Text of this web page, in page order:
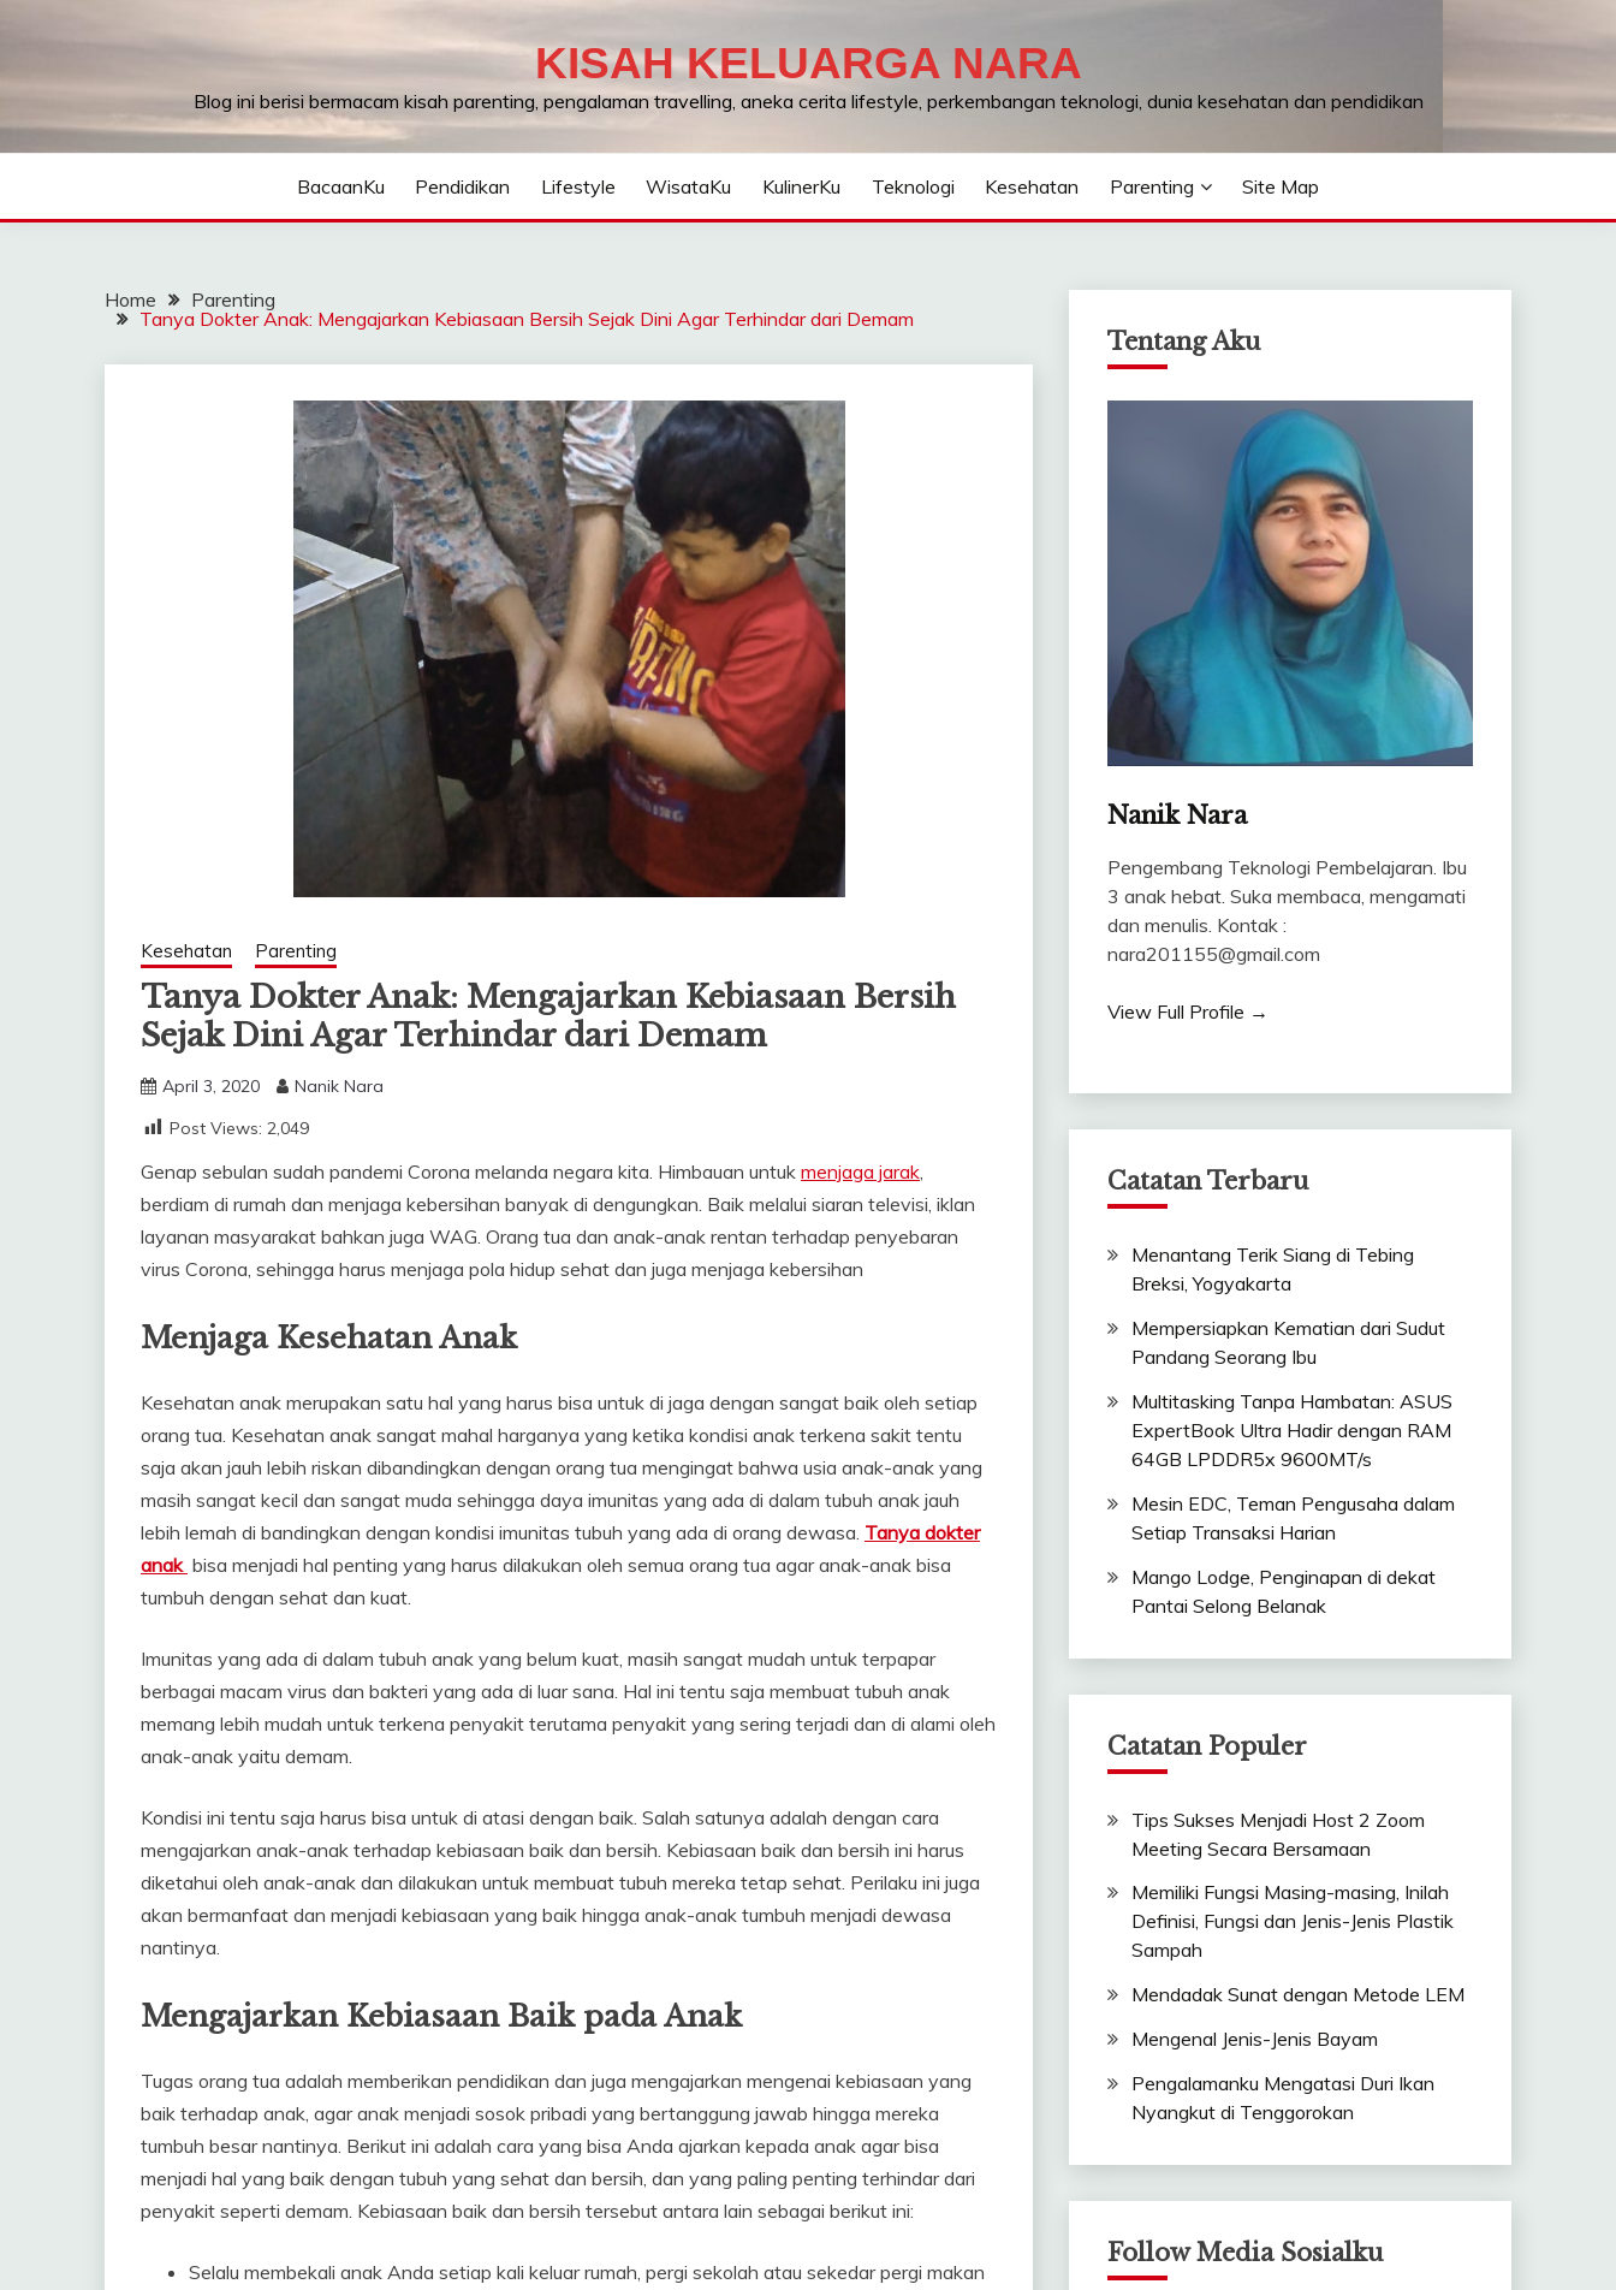
KISAH KELUARGA NARA
Blog ini berisi bermacam kisah parenting, pengalaman travelling, aneka cerita lifestyle, perkembangan teknologi, dunia kesehatan dan pendidikan
BacaanKu Pendidikan Lifestyle WisataKu KulinerKu Teknologi Kesehatan Parenting Site Map
Home
Parenting
Tanya Dokter Anak: Mengajarkan Kebiasaan Bersih Sejak Dini Agar Terhindar dari Demam
Kesehatan Parenting
Tanya Dokter Anak: Mengajarkan Kebiasaan Bersih
Sejak Dini Agar Terhindar dari Demam
April 3, 2020
Nanik Nara
Post Views: 2,049
Genap sebulan sudah pandemi Corona melanda negara kita. Himbauan untuk menjaga jarak,
berdiam di rumah dan menjaga kebersihan banyak di dengungkan. Baik melalui siaran televisi, iklan
layanan masyarakat bahkan juga WAG. Orang tua dan anak-anak rentan terhadap penyebaran
virus Corona, sehingga harus menjaga pola hidup sehat dan juga menjaga kebersihan
Menjaga Kesehatan Anak
Kesehatan anak merupakan satu hal yang harus bisa untuk di jaga dengan sangat baik oleh setiap
orang tua. Kesehatan anak sangat mahal harganya yang ketika kondisi anak terkena sakit tentu
saja akan jauh lebih riskan dibandingkan dengan orang tua mengingat bahwa usia anak-anak yang
masih sangat kecil dan sangat muda sehingga daya imunitas yang ada di dalam tubuh anak jauh
lebih lemah di bandingkan dengan kondisi imunitas tubuh yang ada di orang dewasa. Tanya dokter
anak bisa menjadi hal penting yang harus dilakukan oleh semua orang tua agar anak-anak bisa
tumbuh dengan sehat dan kuat.
Imunitas yang ada di dalam tubuh anak yang belum kuat, masih sangat mudah untuk terpapar
berbagai macam virus dan bakteri yang ada di luar sana. Hal ini tentu saja membuat tubuh anak
memang lebih mudah untuk terkena penyakit terutama penyakit yang sering terjadi dan di alami oleh
anak-anak yaitu demam.
Kondisi ini tentu saja harus bisa untuk di atasi dengan baik. Salah satunya adalah dengan cara
mengajarkan anak-anak terhadap kebiasaan baik dan bersih. Kebiasaan baik dan bersih ini harus
diketahui oleh anak-anak dan dilakukan untuk membuat tubuh mereka tetap sehat. Perilaku ini juga
akan bermanfaat dan menjadi kebiasaan yang baik hingga anak-anak tumbuh menjadi dewasa
nantinya.
Mengajarkan Kebiasaan Baik pada Anak
Tugas orang tua adalah memberikan pendidikan dan juga mengajarkan mengenai kebiasaan yang
baik terhadap anak, agar anak menjadi sosok pribadi yang bertanggung jawab hingga mereka
tumbuh besar nantinya. Berikut ini adalah cara yang bisa Anda ajarkan kepada anak agar bisa
menjadi hal yang baik dengan tubuh yang sehat dan bersih, dan yang paling penting terhindar dari
penyakit seperti demam. Kebiasaan baik dan bersih tersebut antara lain sebagai berikut ini:
Selalu membekali anak Anda setiap kali keluar rumah, pergi sekolah atau sekedar pergi makan
Tentang Aku
Nanik Nara
Pengembang Teknologi Pembelajaran. Ibu
3 anak hebat. Suka membaca, mengamati
dan menulis. Kontak :
nara201155@gmail.com
View Full Profile →
Catatan Terbaru
Menantang Terik Siang di Tebing
Breksi, Yogyakarta
Mempersiapkan Kematian dari Sudut
Pandang Seorang Ibu
Multitasking Tanpa Hambatan: ASUS
ExpertBook Ultra Hadir dengan RAM
64GB LPDDR5x 9600MT/s
Mesin EDC, Teman Pengusaha dalam
Setiap Transaksi Harian
Mango Lodge, Penginapan di dekat
Pantai Selong Belanak
Catatan Populer
Tips Sukses Menjadi Host 2 Zoom
Meeting Secara Bersamaan
Memiliki Fungsi Masing-masing, Inilah
Definisi, Fungsi dan Jenis-Jenis Plastik
Sampah
Mendadak Sunat dengan Metode LEM
Mengenal Jenis-Jenis Bayam
Pengalamanku Mengatasi Duri Ikan
Nyangkut di Tenggorokan
Follow Media Sosialku